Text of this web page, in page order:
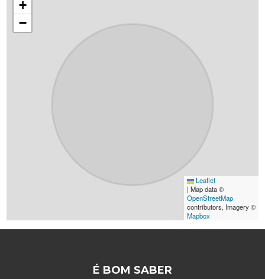
+
−
Leaflet
| Map data ©
OpenStreetMap
contributors, Imagery ©
Mapbox
É BOM SABER